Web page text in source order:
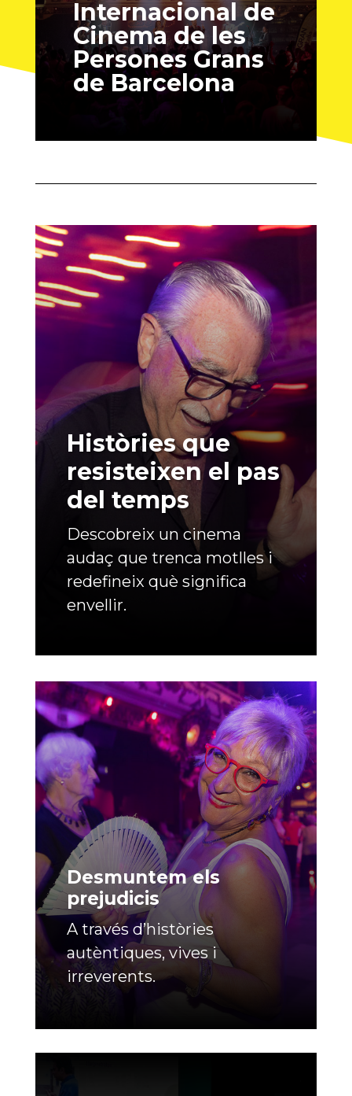
Internacional de
Cinema de les
Persones Grans
de Barcelona
Històries que
resisteixen el pas
del temps
Descobreix un cinema
audaç que trenca motlles i
redefineix què significa
envellir.
Desmuntem els
prejudicis
A través d’històries
autèntiques, vives i
irreverents.